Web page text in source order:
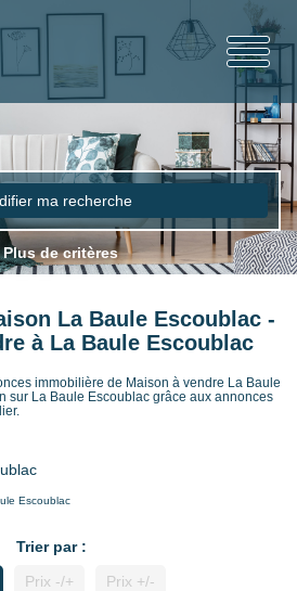
ma recherche
Plus de critères
La Baule Escoublac -
à La Baule Escoublac
immobilière de Maison à vendre La Baule
sur La Baule Escoublac grâce aux annonces
Escoublac
Trier par :
Prix -/+ Prix +/-